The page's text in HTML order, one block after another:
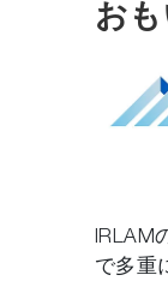
お
IRLAM
で多重